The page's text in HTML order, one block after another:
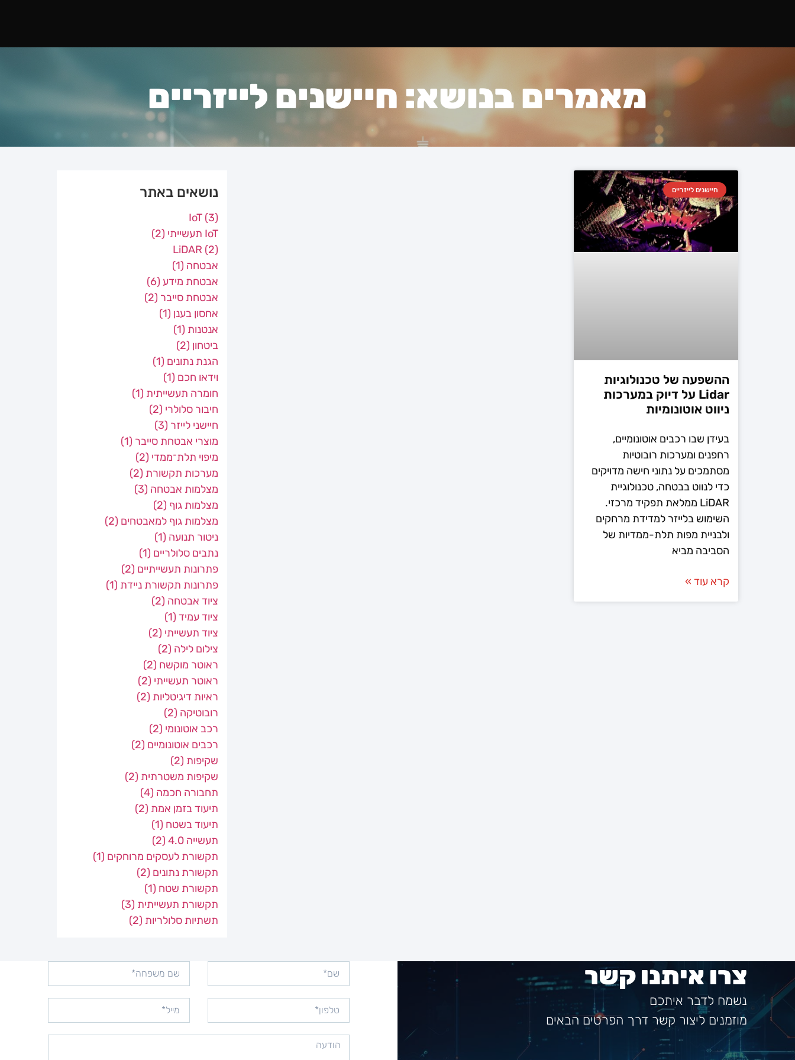
מאמרים בנושא: חיישנים לייזריים
חיישנים לייזריים
ההשפעה של טכנולוגיות
Lidar על דיוק במערכות
ניווט אוטונומיות
בעידן שבו רכבים אוטונומיים,
רחפנים ומערכות רובוטיות
מסתמכים על נתוני חישה מדויקים
כדי לנווט בבטחה, טכנולוגיית
LiDAR ממלאת תפקיד מרכזי.
השימוש בלייזר למדידת מרחקים
ולבניית מפות תלת-ממדיות של
הסביבה מביא
קרא עוד »
נושאים באתר
IoT (3)
IoT תעשייתי
(2)
LiDAR (2)
אבטחה (1)
אבטחת מידע (6)
אבטחת סייבר (2)
אחסון בענן (1)
אנטנות (1)
ביטחון (2)
הגנת נתונים (1)
וידאו חכם (1)
חומרה תעשייתית (1)
חיבור סלולרי (2)
חיישני לייזר (3)
מוצרי אבטחת סייבר (1)
מיפוי תלת־ממדי (2)
מערכות תקשורת (2)
מצלמות אבטחה (3)
מצלמות גוף (2)
מצלמות גוף למאבטחים (2)
ניטור תנועה (1)
נתבים סלולריים (1)
פתרונות תעשייתיים (2)
פתרונות תקשורת ניידת (1)
ציוד אבטחה (2)
ציוד עמיד (1)
ציוד תעשייתי (2)
צילום לילה (2)
ראוטר מוקשח (2)
ראוטר תעשייתי (2)
ראיות דיגיטליות (2)
רובוטיקה (2)
רכב אוטונומי (2)
רכבים אוטונומיים (2)
שקיפות (2)
שקיפות משטרתית (2)
תחבורה חכמה (4)
תיעוד בזמן אמת (2)
תיעוד בשטח (1)
תעשייה 4.0
(2)
תקשורת לעסקים מרוחקים (1)
תקשורת נתונים (2)
תקשורת שטח (1)
תקשורת תעשייתית (3)
תשתיות סלולריות (2)
צרו איתנו קשר
נשמח לדבר איתכם
מוזמנים ליצור קשר דרך הפרטים הבאים